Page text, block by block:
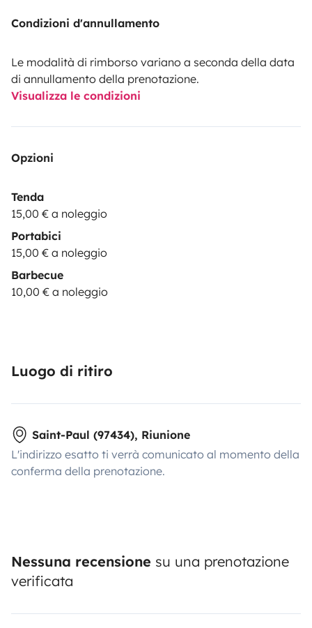
Condizioni d'annullamento
Le modalità di rimborso variano a seconda della data
di annullamento della prenotazione.
Visualizza le condizioni
Opzioni
Tenda
15,00 € a noleggio
Portabici
15,00 € a noleggio
Barbecue
10,00 € a noleggio
Luogo di ritiro
Saint-Paul (97434), Riunione
L'indirizzo esatto ti verrà comunicato al momento della
conferma della prenotazione.
Nessuna recensione su una prenotazione
verificata